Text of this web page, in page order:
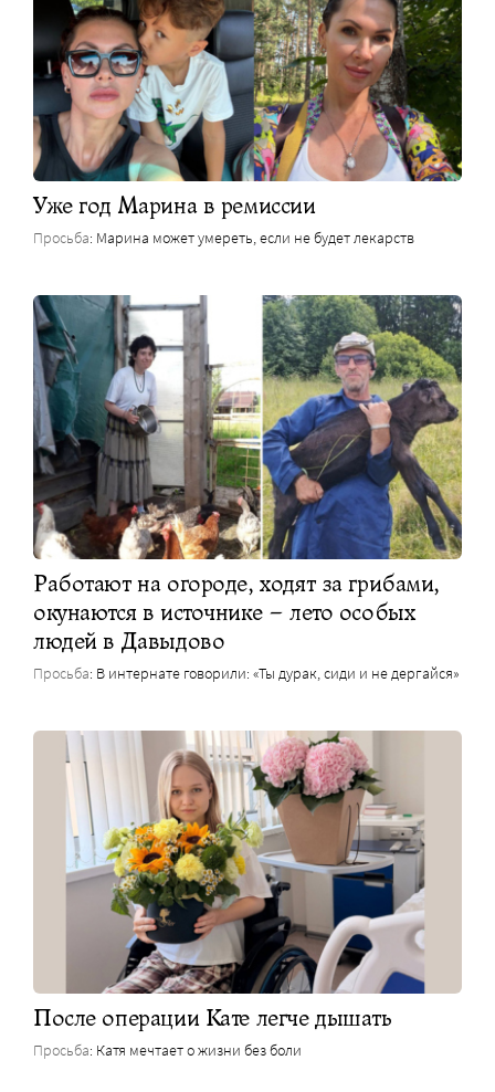
Уже год Марина в ремиссии
Просьба: Марина может умереть, если не будет лекарств
Работают на огороде, ходят за грибами,
окунаются в источнике – лето особых
людей в Давыдово
Просьба: В интернате говорили: «Ты дурак, сиди и не дергайся»
После операции Кате легче дышать
Просьба: Катя мечтает о жизни без боли